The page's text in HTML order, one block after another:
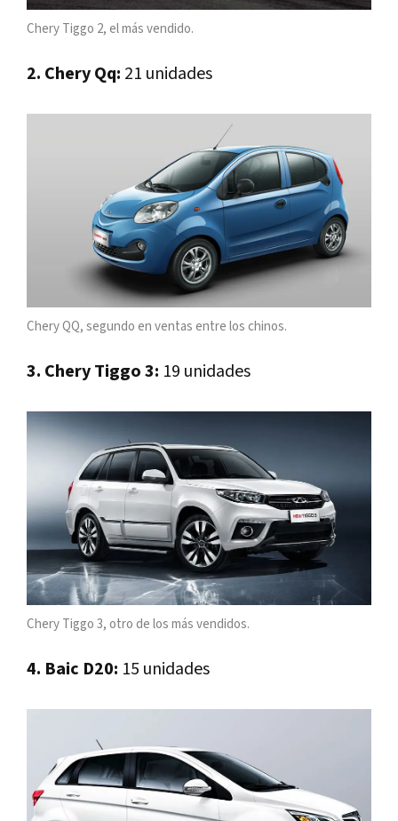
Chery Tiggo 2, el más vendido.
2. Chery Qq: 21 unidades
Chery QQ, segundo en ventas entre los chinos.
3. Chery Tiggo 3: 19 unidades
Chery Tiggo 3, otro de los más vendidos.
4. Baic D20: 15 unidades